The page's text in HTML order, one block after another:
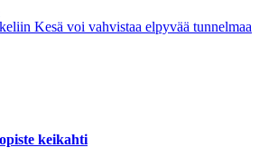
Kesä voi vahvistaa elpyvää tunnelmaa
keikahti